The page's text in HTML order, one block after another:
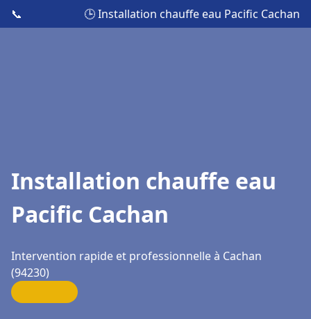
📞 🕒 Installation chauffe eau Pacific Cachan
Installation chauffe eau
Pacific Cachan
Intervention rapide et professionnelle à Cachan
(94230)